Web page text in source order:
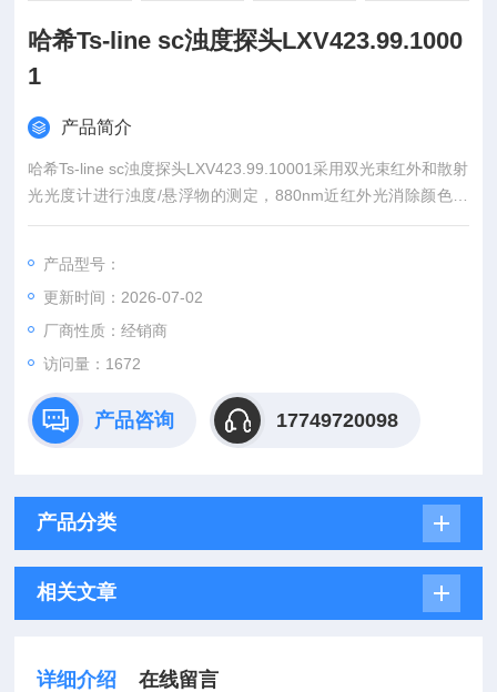
哈希Ts-line sc浊度探头LXV423.99.1000
1
产品简介
哈希Ts-line sc浊度探头LXV423.99.10001采用双光束红外和散射
光光度计进行浊度/悬浮物的测定，880nm近红外光消除颜色干
扰，是一款多量程、响应快、自清洁的在线悬浮物监测仪。
产品型号：
更新时间：2026-07-02
厂商性质：经销商
访问量：1672
产品咨询 17749720098
产品分类
相关文章
详细介绍 在线留言